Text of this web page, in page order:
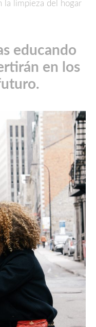
la limpieza del hogar
educando
en los